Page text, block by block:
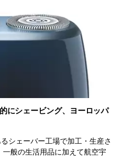
にシェービング、ヨーロッパ
シェーバー工場で加工・生産さ
般の生活用品に加えて航空宇